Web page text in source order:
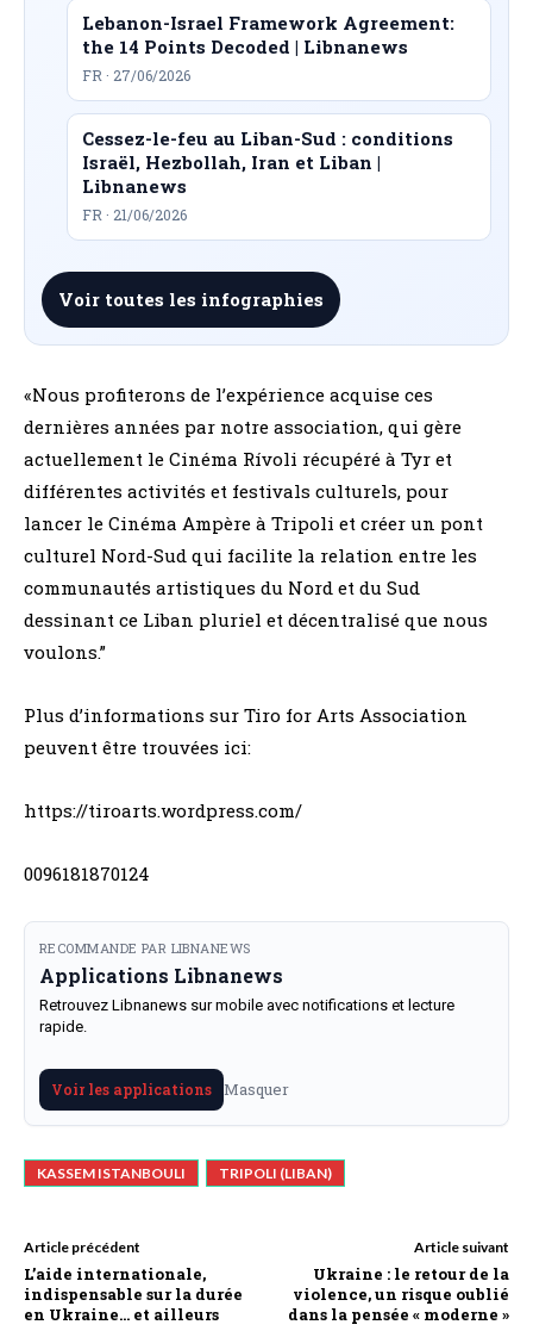
Lebanon-Israel Framework Agreement:
the 14 Points Decoded | Libnanews
FR · 27/06/2026
Cessez-le-feu au Liban-Sud : conditions
Israël, Hezbollah, Iran et Liban |
Libnanews
FR · 21/06/2026
Voir toutes les infographies
«Nous profiterons de l’expérience acquise ces
dernières années par notre association, qui gère
actuellement le Cinéma Rívoli récupéré à Tyr et
différentes activités et festivals culturels, pour
lancer le Cinéma Ampère à Tripoli et créer un pont
culturel Nord-Sud qui facilite la relation entre les
communautés artistiques du Nord et du Sud
dessinant ce Liban pluriel et décentralisé que nous
voulons.”
Plus d’informations sur Tiro for Arts Association
peuvent être trouvées ici:
https://tiroarts.wordpress.com/
0096181870124
RECOMMANDE PAR LIBNANEWS
Applications Libnanews
Retrouvez Libnanews sur mobile avec notifications et lecture
rapide.
Voir les applications Masquer
KASSEM ISTANBOULI TRIPOLI (LIBAN)
Article précédent
L’aide internationale,
indispensable sur la durée
en Ukraine… et ailleurs
Article suivant
Ukraine : le retour de la
violence, un risque oublié
dans la pensée « moderne »